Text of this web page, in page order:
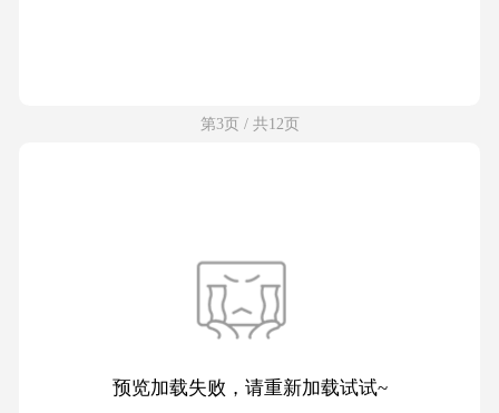
第3页 / 共12页
预览加载失败，请重新加载试试~